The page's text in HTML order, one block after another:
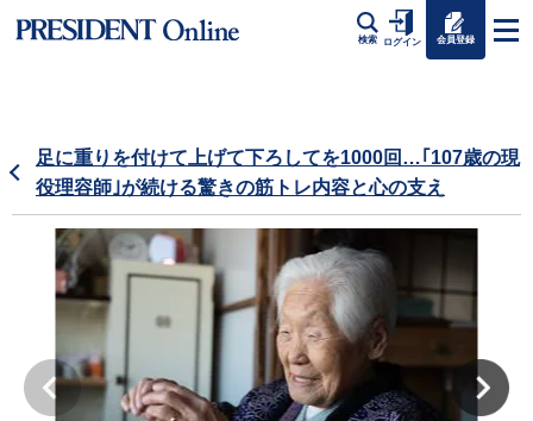
検索 ログイン 会員登録
足に重りを付けて上げて下ろしてを1000回…｢107歳の現
役理容師｣が続ける驚きの筋トレ内容と心の支え